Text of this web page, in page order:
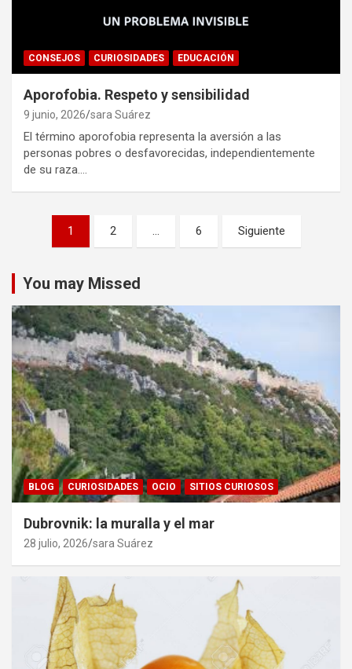
CONSEJOS CURIOSIDADES EDUCACIÓN
Aporofobia. Respeto y sensibilidad
9 junio, 2026 sara Suárez
El término aporofobia representa la aversión a las
personas pobres o desfavorecidas, independientemente
de su raza.…
Paginación
entradas
1 2 … 6 Siguiente
You may Missed
BLOG CURIOSIDADES OCIO SITIOS CURIOSOS
Dubrovnik: la muralla y el mar
28 julio, 2026 sara Suárez